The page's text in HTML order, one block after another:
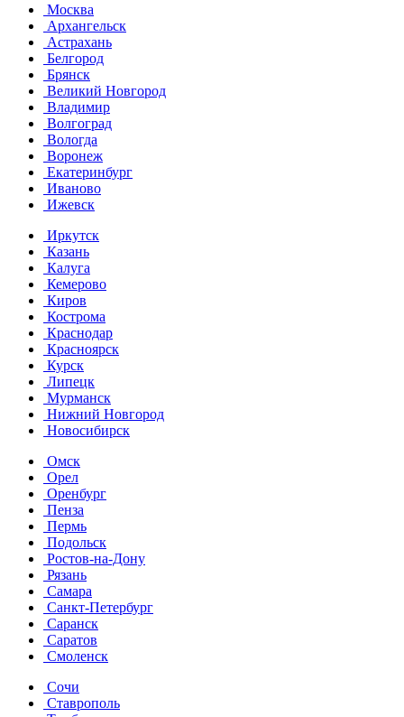
Москва
Архангельск
Астрахань
Белгород
Брянск
Великий Новгород
Владимир
Волгоград
Вологда
Воронеж
Екатеринбург
Иваново
Ижевск
Иркутск
Казань
Калуга
Кемерово
Киров
Кострома
Краснодар
Красноярск
Курск
Липецк
Мурманск
Нижний Новгород
Новосибирск
Омск
Орел
Оренбург
Пенза
Пермь
Подольск
Ростов-на-Дону
Рязань
Самара
Санкт-Петербург
Саранск
Саратов
Смоленск
Сочи
Ставрополь